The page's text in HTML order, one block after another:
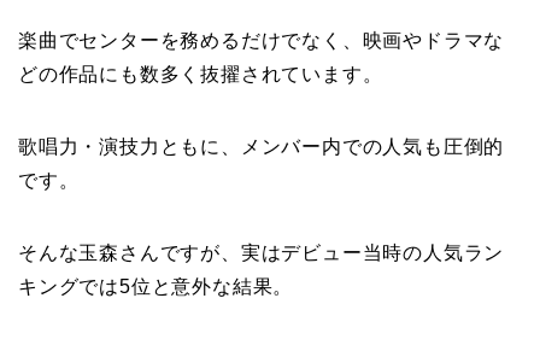
楽曲でセンターを務めるだけでなく、映画やドラマな
どの作品にも数多く抜擢されています。
歌唱力・演技力ともに、メンバー内での人気も圧倒的
です。
そんな玉森さんですが、実はデビュー当時の人気ラン
キングでは5位と意外な結果。